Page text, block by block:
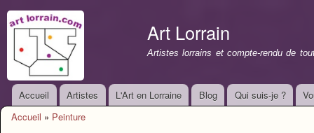
Art Lorrain
Artistes lorrains et compte-rendu de
Menu principal
Accueil Artistes L'Art en Lorraine Blog Qui suis-je ?
Accueil » Peinture